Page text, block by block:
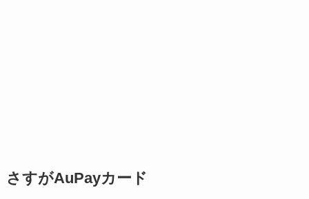
さすがAuPayカード